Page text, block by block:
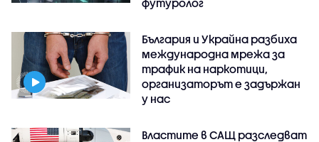
футуролог
България и Украйна разбиха
международна мрежа за
трафик на наркотици,
организаторът е задържан
у нас
Властите в САЩ разследват